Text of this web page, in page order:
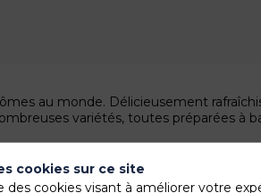
au monde. Délicieusement
variétés, toutes préparées à
cookies sur ce site
des cookies visant à améliorer votre